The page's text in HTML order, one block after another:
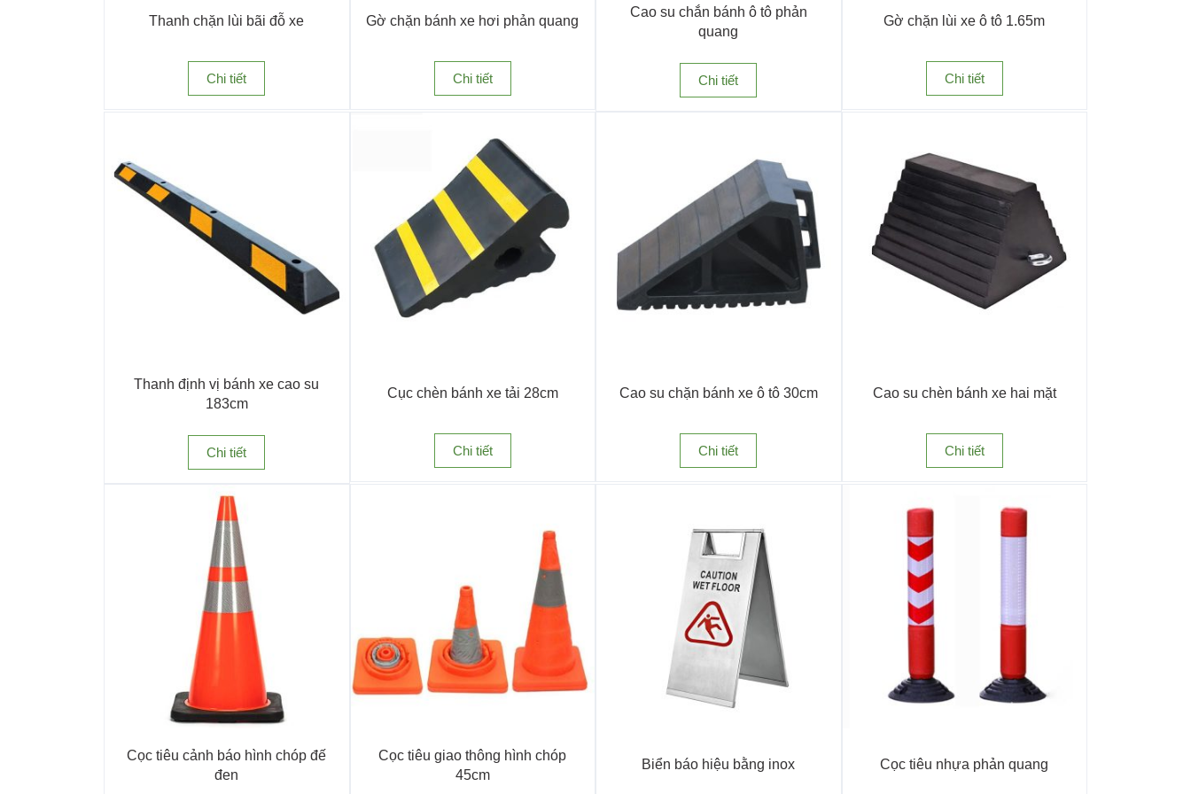
Cọc tiêu giao thông hình chóp nón
công nghiệp. Chúng giúp hấp thụ lực tác động từ xe, tránh làm hư hỏng công trình và phương tiện. Sản phẩmcao su chống va đập
làm từ cao su đàn hồi, có dán phản
quang vàng đen giúp nhận diện tốt cả ban ngày lẫn ban đêm.
Thanh chặn lùi bãi đỗ xe
Chi tiết
Gờ chặn bánh xe hơi phản quang
Chi tiết
Cao su chắn bánh ô tô phản
quang
Chi tiết
Gờ chặn lùi xe ô tô 1.65m
Chi tiết
Thanh định vị bánh xe cao su
183cm
Chi tiết
Cục chèn bánh xe tải 28cm
Chi tiết
Cao su chặn bánh xe ô tô 30cm
Chi tiết
Cao su chèn bánh xe hai mặt
Chi tiết
Cọc tiêu cảnh báo hình chóp đế
đen
Cọc tiêu giao thông hình chóp
45cm
Biển báo hiệu bằng inox Cọc tiêu nhựa phản quang